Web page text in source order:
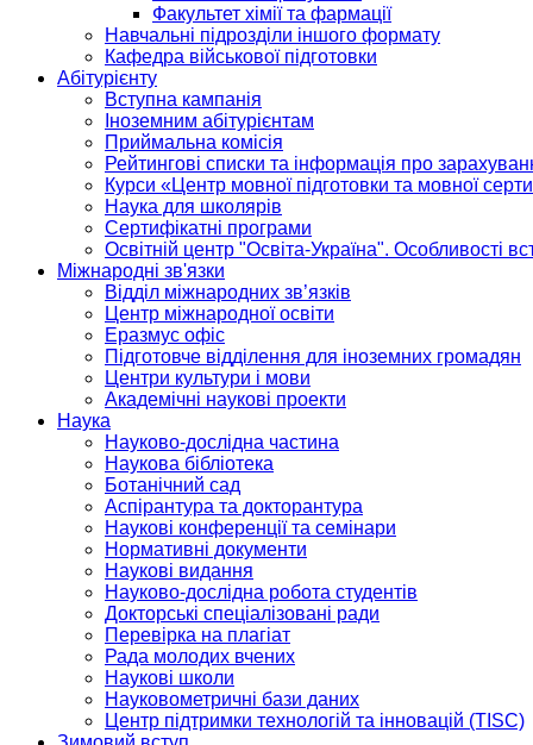
Факультет хімії та фармації
Навчальні підрозділи іншого формату
Кафедра військової підготовки
Абітурієнту
Вступна кампанія
Іноземним абітурієнтам
Приймальна комісія
Рейтингові списки та інформація про
Курси «Центр мовної підготовки та мовної
Наука для школярів
Сертифікатні програми
Освітній центр "Освіта-Україна". Особливості
Міжнародні зв'язки
Відділ міжнародних зв’язків
Центр міжнародної освіти
Еразмус офіс
Підготовче відділення для іноземних громадян
Центри культури і мови
Академічні наукові проекти
Наука
Науково-дослідна частина
Наукова бібліотека
Ботанічний сад
Аспірантура та докторантура
Наукові конференції та семінари
Нормативні документи
Наукові видання
Науково-дослідна робота студентів
Докторські спеціалізовані ради
Перевірка на плагіат
Рада молодих вчених
Наукові школи
Науковометричні бази даних
Центр підтримки технологій та інновацій (TISC)